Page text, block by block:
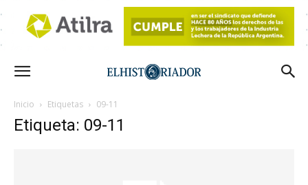
Inicio Etiquetas 09-11
Etiqueta: 09-11